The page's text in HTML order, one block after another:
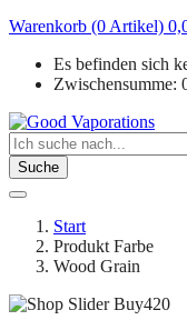
Warenkorb (0 Artikel)
Es befinden sich
Zwischensumme:
Suche
Start
Produkt Farbe
Wood Grain